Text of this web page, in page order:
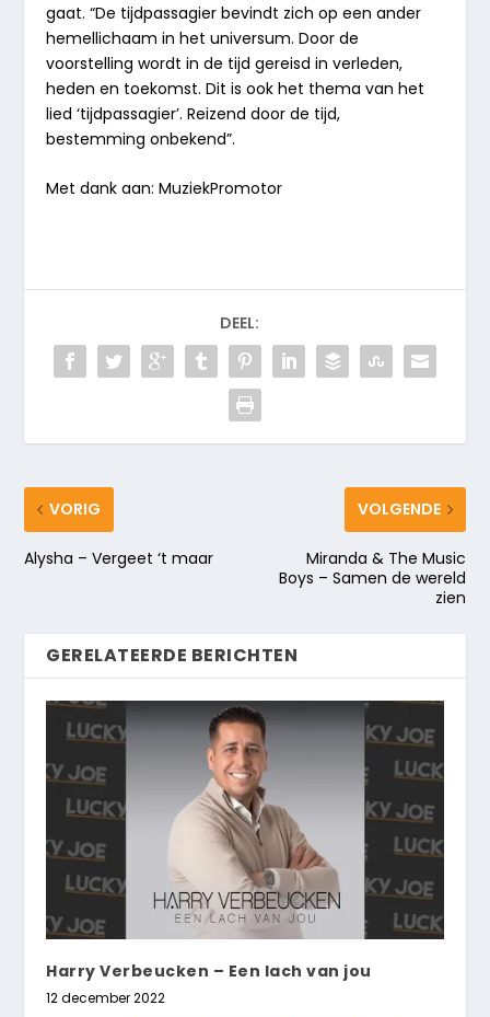
gaat. “De tijdpassagier bevindt zich op een ander
hemellichaam in het universum. Door de
voorstelling wordt in de tijd gereisd in verleden,
heden en toekomst. Dit is ook het thema van het
lied ‘tijdpassagier’. Reizend door de tijd,
bestemming onbekend”.
Met dank aan: MuziekPromotor
DEEL:
VORIG
Alysha – Vergeet ‘t maar
VOLGENDE
Miranda & The Music
Boys – Samen de wereld
zien
GERELATEERDE BERICHTEN
Harry Verbeucken – Een lach van jou
12 december 2022